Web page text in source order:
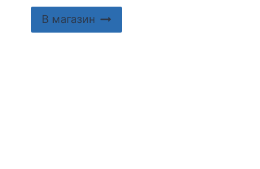
В магазин